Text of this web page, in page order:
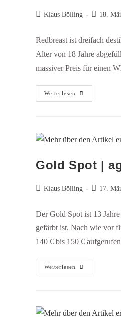
Klaus Bölling 18.
Redbreast ist dreifach
Alter von 18 Jahre
massiver Preis für einen
Weiterlesen
Gold Spot |
Klaus Bölling 17.
Der Gold Spot ist 13
gefärbt ist. Nach wie vor
140 € bis 150 €
Weiterlesen